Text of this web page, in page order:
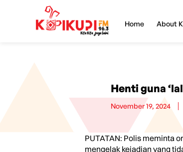
Home About
Henti guna
November 19, 2024
PUTATAN: Polis meminta
mengelak kejadian yang